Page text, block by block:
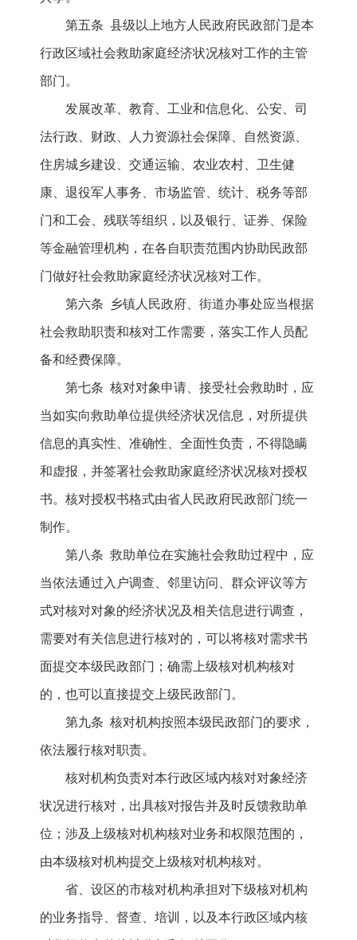
第五条 县级以上地方人民政府民政部门是本
行政区域社会救助家庭经济状况核对工作的主管
部门。
发展改革、教育、工业和信息化、公安、司
法行政、财政、人力资源社会保障、自然资源、
住房城乡建设、交通运输、农业农村、卫生健
康、退役军人事务、市场监管、统计、税务等部
门和工会、残联等组织，以及银行、证券、保险
等金融管理机构，在各自职责范围内协助民政部
门做好社会救助家庭经济状况核对工作。
第六条 乡镇人民政府、街道办事处应当根据
社会救助职责和核对工作需要，落实工作人员配
备和经费保障。
第七条 核对对象申请、接受社会救助时，应
当如实向救助单位提供经济状况信息，对所提供
信息的真实性、准确性、全面性负责，不得隐瞒
和虚报，并签署社会救助家庭经济状况核对授权
书。核对授权书格式由省人民政府民政部门统一
制作。
第八条 救助单位在实施社会救助过程中，应
当依法通过入户调查、邻里访问、群众评议等方
式对核对对象的经济状况及相关信息进行调查，
需要对有关信息进行核对的，可以将核对需求书
面提交本级民政部门；确需上级核对机构核对
的，也可以直接提交上级民政部门。
第九条 核对机构按照本级民政部门的要求，
依法履行核对职责。
核对机构负责对本行政区域内核对对象经济
状况进行核对，出具核对报告并及时反馈救助单
位；涉及上级核对机构核对业务和权限范围的，
由本级核对机构提交上级核对机构核对。
省、设区的市核对机构承担对下级核对机构
的业务指导、督查、培训，以及本行政区域内核